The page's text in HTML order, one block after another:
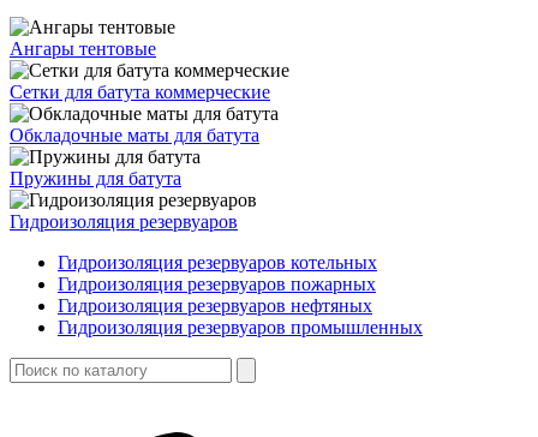
Ангары тентовые
Сетки для батута коммерческие
Обкладочные маты для батута
Пружины для батута
Гидроизоляция резервуаров
Гидроизоляция резервуаров котельных
Гидроизоляция резервуаров пожарных
Гидроизоляция резервуаров нефтяных
Гидроизоляция резервуаров промышленных